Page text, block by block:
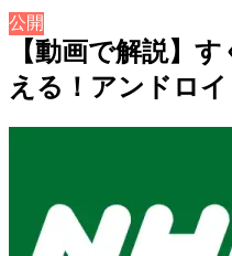
公開
【動画で解説】
える！アンドロ